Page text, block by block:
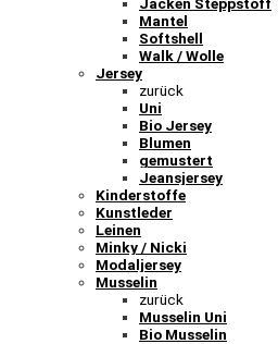
Mantel
Softshell
Walk / Wolle
Jersey
zurück
Uni
Bio Jersey
Blumen
gemustert
Jeansjersey
Kinderstoffe
Kunstleder
Leinen
Minky / Nicki
Modaljersey
Musselin
zurück
Musselin Uni
Bio Musselin